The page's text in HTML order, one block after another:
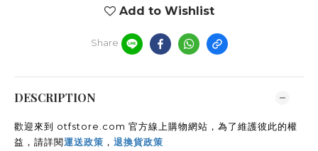
Add to Wishlist
Share
DESCRIPTION
歡迎來到 otfstore.com 官方線上購物網站，為了維護彼此的權
益，請詳閱運送政策 ， 退換貨政策